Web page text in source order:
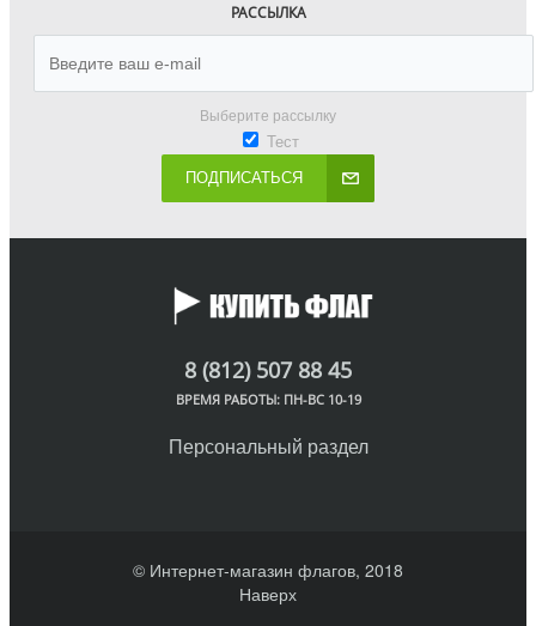
РАССЫЛКА
Выберите рассылку
Тест
ПОДПИСАТЬСЯ
8 (812) 507 88 45
ВРЕМЯ РАБОТЫ: ПН-ВС 10-19
Персональный раздел
© Интернет-магазин флагов, 2018
Наверх